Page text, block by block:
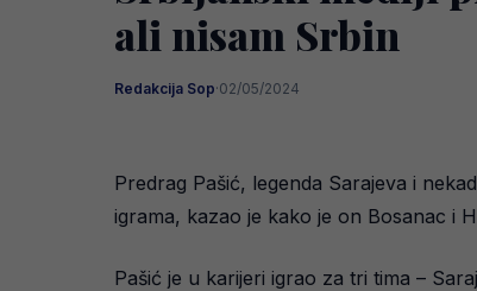
ali nisam Srbin
Redakcija Sop·02/05/2024
Predrag Pašić, legenda Sarajeva i
igrama, kazao je kako je on Bosanac i
Pašić je u karijeri igrao za tri tima –